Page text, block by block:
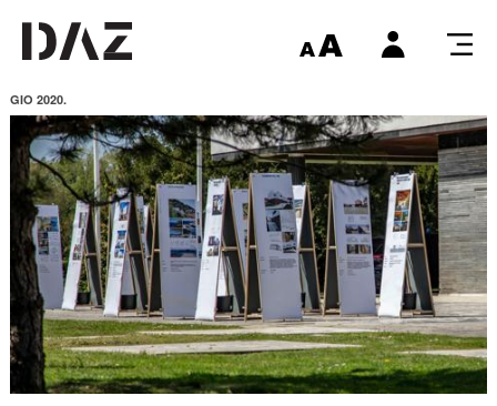
GIO 2020.